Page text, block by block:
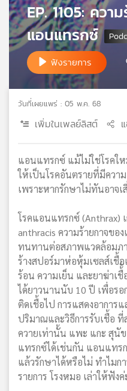
แผนที่
วิทยุ
เครือ
EP. 1105: ควา
แอนแทรกซ์
ฟังรายการ
วันที่เผยแพร่ : 05 พ.ค. 68
เพิ่มในเพลย์ลิสต์
แอนแทรกซ์ แม้ไม่ใช่โรคใ
ให้เป็นโรคอันตรายที่มีควา
เพราะหากรักษาไม่ทันอาจเ
โรคแอนแทรกซ์ (Anthrax)
anthracis ความร้ายกาจข
ทนทานต่อสภาพแวดล้อมภ
ร้างสปอร์มาห่อหุ้มเซลส์เชื้
ร้อน ความเย็น และยาฆ่าเ
ได้ยาวนานนับ 10 ปี เพื่อรอ
ติดเชื้อไป การแสดงอาการ
ปริมาณและวิธีการรับเชื้อ
ควายเท่านั้น แพะ แกะ สุนั
แทรกซ์ได้เช่นกัน แอนแทร
แล้วรักษาได้หรือไม่ ทำไมก
รายการ โรงหมอ เล่าให้ฟังค่